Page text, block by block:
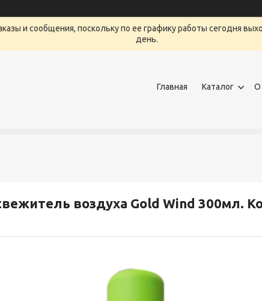
и сообщения, поскольку по ее графику работы сегодня
день.
Главная Каталог О
воздуха Gold Wind 300мл.